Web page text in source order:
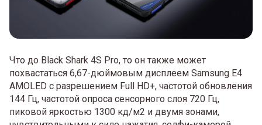
Что до Black Shark 4S Pro, то он также может
похвастаться 6,67-дюймовым дисплеем Samsung E4
AMOLED с разрешением Full HD+, частотой обновления
144 Гц, частотой опроса сенсорного слоя 720 Гц,
пиковой яркостью 1300 кд/м2 и двумя зонами,